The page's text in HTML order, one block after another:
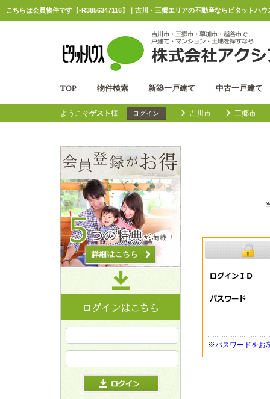
こちらは会員物件です【-R3856347116】｜吉川・三郷エリアの不動産ならピタットハ
TOP 物件検索 新築一戸建て 中古一戸建て
ようこそゲスト様 ログイン 吉川市 三郷市
※パスワードをお